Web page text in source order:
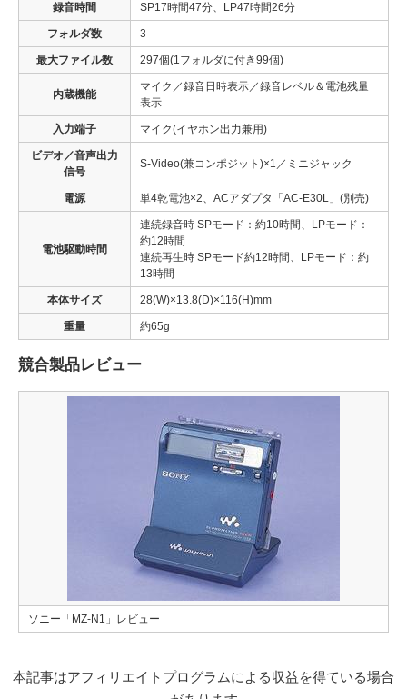
録音時間 SP17時間47分、LP47時間26分
フォルダ数 3
最大ファイル数 297個(1フォルダに付き99個)
内蔵機能
マイク／録音日時表示／録音レベル＆電池残量
表示
入力端子 マイク(イヤホン出力兼用)
ビデオ／音声出力
信号
S-Video(兼コンポジット)×1／ミニジャック
電源 単4乾電池×2、ACアダプタ「AC-E30L」(別売)
電池駆動時間
連続録音時 SPモード：約10時間、LPモード：
約12時間
連続再生時 SPモード約12時間、LPモード：約
13時間
本体サイズ 28(W)×13.8(D)×116(H)mm
重量 約65g
競合製品レビュー
ソニー「MZ-N1」レビュー
本記事はアフィリエイトプログラムによる収益を得ている場合